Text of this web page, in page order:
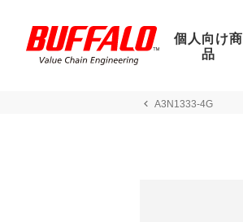
個人向け商
品
A3N1333-4G